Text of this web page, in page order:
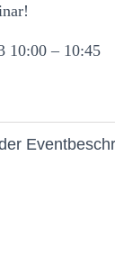
10:00 – 10:45